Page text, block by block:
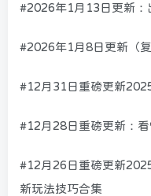
#2026年1月13日更新：
#2026年1月8日更新（
#12月31日重磅更新
#12月28日重磅更新：
#12月26日重磅更新
新玩法技巧合集